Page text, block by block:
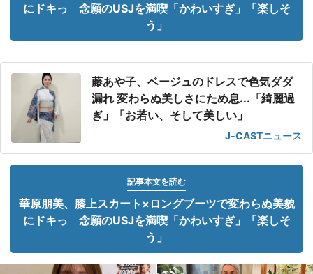
にドキっ 念願のUSJを満喫「かわいすぎ」「楽しそ
う」
藤あや子、ベージュのドレスで色気ダダ
漏れ 変わらぬ美しさにため息...「綺麗過
ぎ」「お若い、そして美しい」
J-CASTニュース
記事本文を読む
華原朋美、膝上スカート×ロングブーツで変わらぬ美貌
にドキっ 念願のUSJを満喫「かわいすぎ」「楽しそ
う」